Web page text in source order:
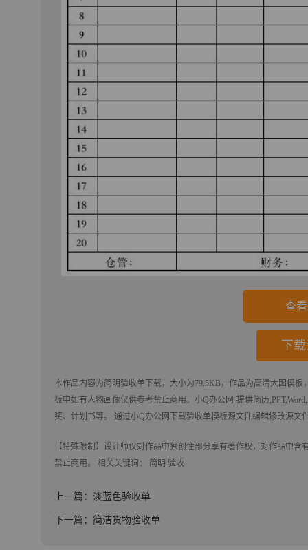
查
下
本作品内容为简明验收单 下载，大小为79.5KB，作品为高清大图模板
板中如有人物画像仅供参考禁止商用。 小Q办公网-提供简历
奖、计划书等。 通过小Q办公网下载验收单模板源文件编辑修改源文
【特殊限制】设计师仅对作品中独创性部分享有著作权，对作品中
禁止商用。 相关关键词： 简明 验收
上一篇：淡蓝色验收单
下一篇：简洁货物验收单